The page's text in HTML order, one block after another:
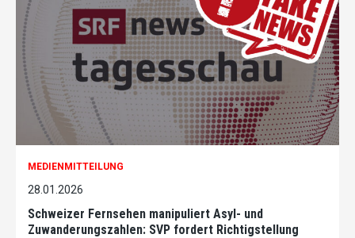
MEDIENMITTEILUNG
28.01.2026
Schweizer Fernsehen manipuliert Asyl- und
Zuwanderungszahlen: SVP fordert Richtigstellung